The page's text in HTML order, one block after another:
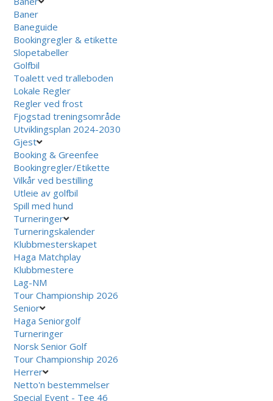
Baner
Baneguide
Bookingregler & etikette
Slopetabeller
Golfbil
Toalett ved tralleboden
Lokale Regler
Regler ved frost
Fjogstad treningsområde
Utviklingsplan 2024-2030
Gjest
Booking & Greenfee
Bookingregler/Etikette
Vilkår ved bestilling
Utleie av golfbil
Spill med hund
Turneringer
Turneringskalender
Klubbmesterskapet
Haga Matchplay
Klubbmestere
Lag-NM
Tour Championship 2026
Senior
Haga Seniorgolf
Turneringer
Norsk Senior Golf
Tour Championship 2026
Herrer
Netto'n bestemmelser
Special Event - Tee 46